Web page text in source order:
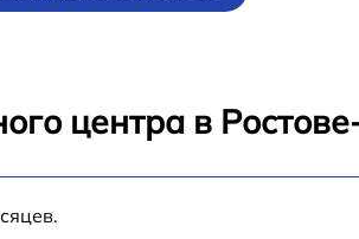
от 60 мин
центра в